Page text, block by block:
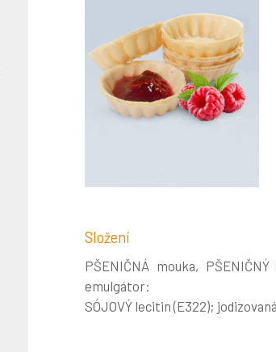
Složení
PŠENIČNÁ mouka,
emulgátor:
SÓJOVÝ lecitin (E322);